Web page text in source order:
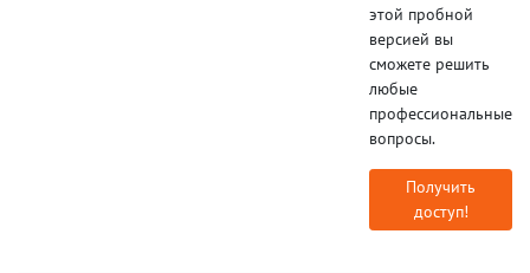
этой пробной
версией вы
сможете решить
любые
профессиональные
вопросы.
Получить
доступ!